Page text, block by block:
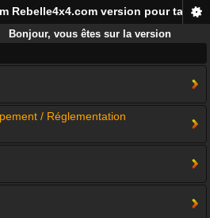
Rebelle4x4.com version pour
Bonjour, vous êtes sur la version
mobile du forum Rebelle4x4, pour
/ Réglementation